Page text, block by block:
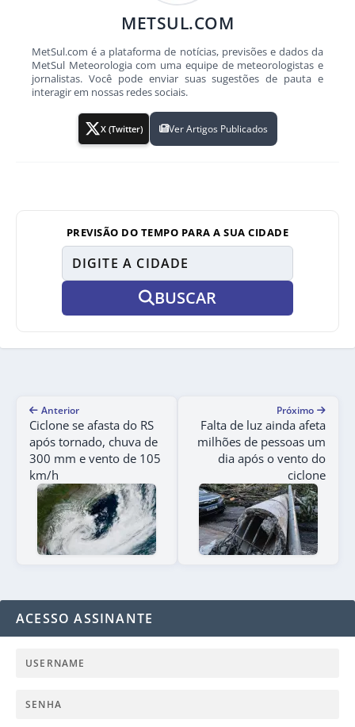
METSUL.COM
MetSul.com é a plataforma de notícias, previsões e dados da
MetSul Meteorologia com uma equipe de meteorologistas e
jornalistas. Você pode enviar suas sugestões de pauta e
interagir em nossas redes sociais.
X (Twitter) Ver Artigos Publicados
PREVISÃO DO TEMPO PARA A SUA CIDADE
BUSCAR
Anterior
Ciclone se afasta do RS
após tornado, chuva de
300 mm e vento de 105
km/h
Próximo
Falta de luz ainda afeta
milhões de pessoas um
dia após o vento do
ciclone
ACESSO ASSINANTE